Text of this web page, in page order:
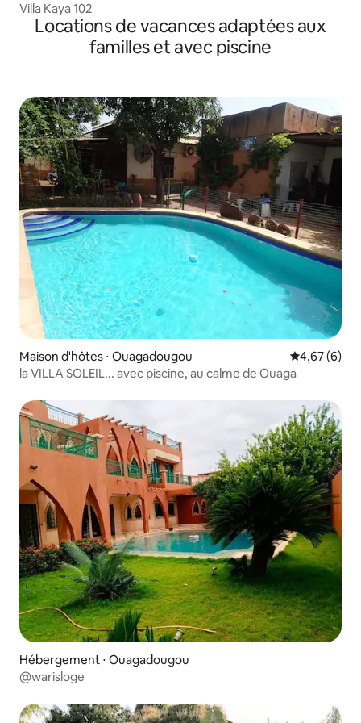
Villa Kaya 102
Locations de vacances adaptées aux
familles et avec piscine
Maison d'hôtes ⋅ Ouagadougou Évaluation
4,67 (6)
la VILLA SOLEIL... avec piscine, au calme de Ouaga
Hébergement ⋅ Ouagadougou
@warisloge